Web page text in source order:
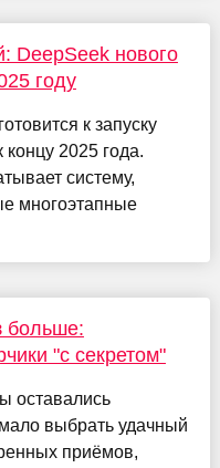
DeepSeek нового
году
к запуску
2025 года.
систему,
многоэтапные
больше:
"с секретом"
оставались
выбрать удачный
приёмов,